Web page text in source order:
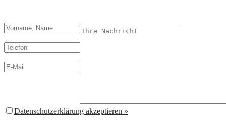
Datenschutzerklärung akzeptieren »